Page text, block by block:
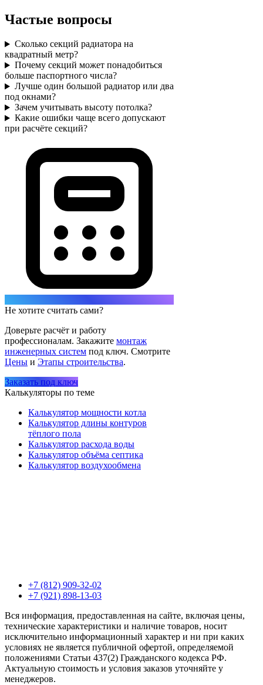
Частые вопросы
Сколько секций радиатора на
квадратный метр?
Почему секций может понадобиться
больше паспортного числа?
Лучше один большой радиатор или два
под окнами?
Зачем учитывать высоту потолка?
Какие ошибки чаще всего допускают
при расчёте секций?
Не хотите считать сами?
Доверьте расчёт и работу
профессионалам. Закажите монтаж
инженерных систем под ключ. Смотрите
Цены и Этапы строительства.
Заказать под ключ
Калькуляторы по теме
Калькулятор мощности котла
Калькулятор длины контуров
тёплого пола
Калькулятор расхода воды
Калькулятор объёма септика
Калькулятор воздухообмена
+7 (812) 909-32-02
+7 (921) 898-13-03
Вся информация, предоставленная на сайте, включая цены,
технические характеристики и наличие товаров, носит
исключительно информационный характер и ни при каких
условиях не является публичной офертой, определяемой
положениями Статьи 437(2) Гражданского кодекса РФ.
Актуальную стоимость и условия заказов уточняйте у
менеджеров.